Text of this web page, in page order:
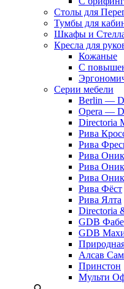
Столы для
Тумбы для
Шкафы и
Кресла для
Кожаные
С
Серии мебели
Berlin —
Opera —
Directoria
Рива
Рива
Рива
Рива
Рива
Рива Фёст
Рива Ялта
Directoria
GDB
GDB
Алсав
Принстон
Мульти